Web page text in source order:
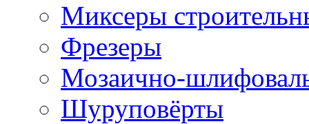
Миксеры
Фрезеры
Мозаично-
Шуруповёрты